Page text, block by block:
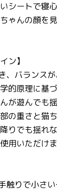
シートで寝
ゃんの顔を
ン】
、バランス
的原理に基
が遊んでも
の重さと猫
りでも揺れ
用いただけま
触りで小さ